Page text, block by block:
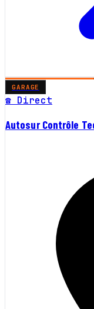
GARAGE
☎ Direct
Autosur Contrôle